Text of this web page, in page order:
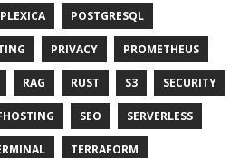
POSTGRESQL
PRIVACY PROMETHEUS
RAG RUST S3 SECURITY
SEO SERVERLESS
TERRAFORM